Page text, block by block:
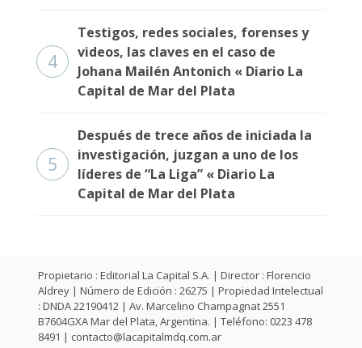
4
Testigos, redes sociales, forenses y
videos, las claves en el caso de
Johana Mailén Antonich « Diario La
Capital de Mar del Plata
5
Después de trece años de iniciada la
investigación, juzgan a uno de los
líderes de “La Liga” « Diario La
Capital de Mar del Plata
Propietario : Editorial La Capital S.A. | Director : Florencio
Aldrey | Número de Edición : 26275 | Propiedad Intelectual
: DNDA 22190412 | Av. Marcelino Champagnat 2551
B7604GXA Mar del Plata, Argentina. | Teléfono: 0223 478
8491 | contacto@lacapitalmdq.com.ar